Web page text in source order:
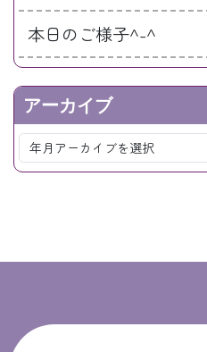
本日のご様子^-^
アーカイブ